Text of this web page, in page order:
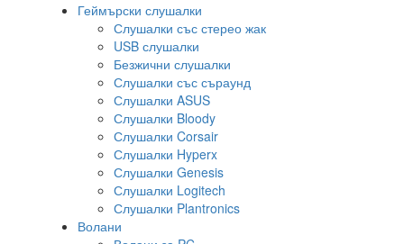
Геймърски слушалки
Слушалки със стерео жак
USB слушалки
Безжични слушалки
Слушалки със съраунд
Слушалки ASUS
Слушалки Bloody
Слушалки Corsair
Слушалки Hyperx
Слушалки Genesis
Слушалки Logitech
Слушалки Plantronics
Волани